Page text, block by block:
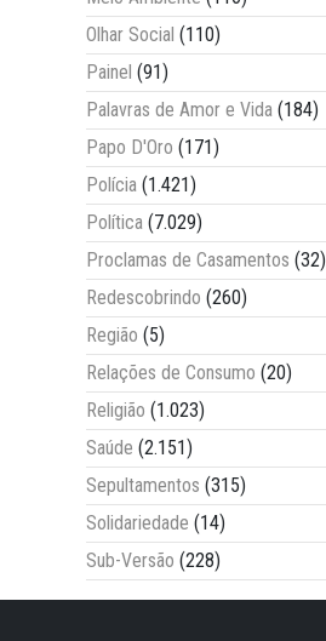
Olhar Social (110)
Painel (91)
Palavras de Amor e Vida (184)
Papo D'Oro (171)
Polícia (1.421)
Política (7.029)
Proclamas de Casamentos (32)
Redescobrindo (260)
Região (5)
Relações de Consumo (20)
Religião (1.023)
Saúde (2.151)
Sepultamentos (315)
Solidariedade (14)
Sub-Versão (228)